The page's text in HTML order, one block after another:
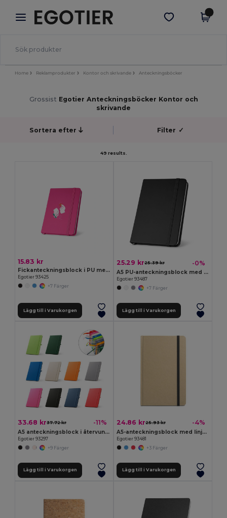
× Egotier-app
Bättre priser i appen!
Hämta app
Home Reklamprodukter Kontor och skrivande Anteckningsböcker
Grossist Egotier Anteckningsböcker Kontor och
skrivande
Sortera efter Filter ✓
49 results.
15.83 kr
Fickanteckningsblock i PU med blanka sidor
Egotier 93425
+7 Färger
Lägg till i Varukorgen
25.29 kr25.39 kr -0%
A5 PU-anteckningsblock med blanka sidor
Egotier 93487
+7 Färger
Lägg till i Varukorgen
33.68 kr37.72 kr -11%
A5 anteckningsblock i återvunnen polyester (100% rPET) med linjerade sidor
Egotier 93297
+9 Färger
Lägg till i Varukorgen
24.86 kr25.93 kr -4%
A5-anteckningsblock med linjerade sidor
Egotier 93481
+3 Färger
Lägg till i Varukorgen